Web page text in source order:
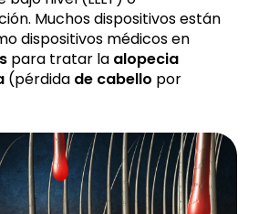
Muchos dispositivos están
dispositivos médicos en
para tratar la alopecia
(pérdida de cabello por